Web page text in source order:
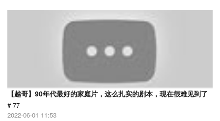
【越哥】90年代最好的家庭片，这么扎实的剧本，现在很难见到了
# 77
2022-06-01 11:53